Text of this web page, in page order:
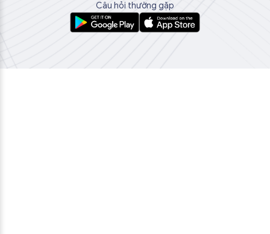
Câu hỏi thường gặp